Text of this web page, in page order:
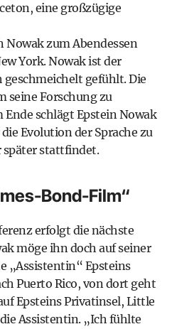
eine großzügige
Nowak zum Abendessen
York. Nowak ist der
geschmeichelt gefühlt. Die
seine Forschung zu
schlägt Epstein Nowak
Evolution der Sprache zu
später stattfindet.
Bond-Film“
erfolgt die nächste
möge ihn doch auf seiner
„Assistentin“ Epsteins
Puerto Rico, von dort geht
Epsteins Privatinsel, Little
Assistentin. „Ich fühlte